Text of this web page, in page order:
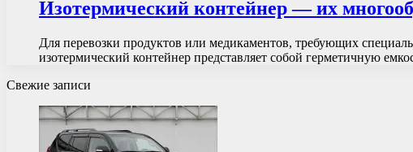
Изотермический контейнер — их
Для перевозки продуктов или медикаментов, требующих
изотермический контейнер представляет собой герметичную
Свежие записи